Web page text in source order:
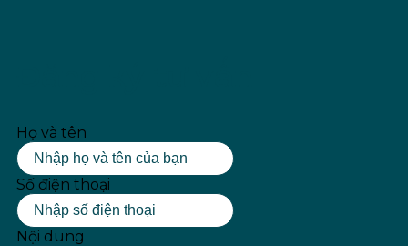
Họ và tên
Số điện thoại
Nội dung